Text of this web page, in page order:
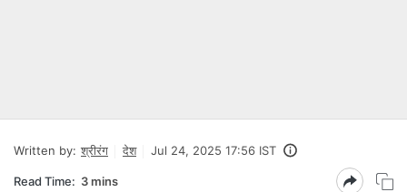
Written by: श्रीरंग देश Jul 24, 2025 17:56 IST
Read Time: 3 mins